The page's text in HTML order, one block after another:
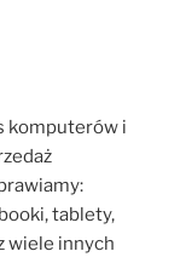
komputerów i
tablety,
wiele innych